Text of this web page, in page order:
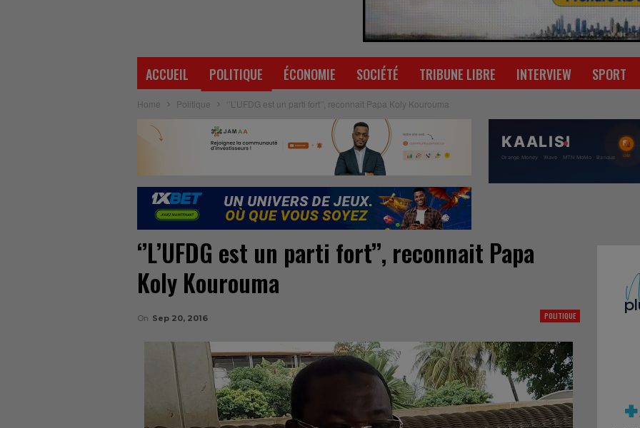
ACCUEIL POLITIQUE ÉCONOMIE SOCIÉTÉ TRIBUNE LIBRE INTERVIEW SPORT
Home Politique ‘’L’UFDG est un parti fort’’, reconnait Papa Koly Kourouma
‘’L’UFDG est un parti fort’’, reconnait Papa
Koly Kourouma
POLITIQUE
On Sep 20, 2016